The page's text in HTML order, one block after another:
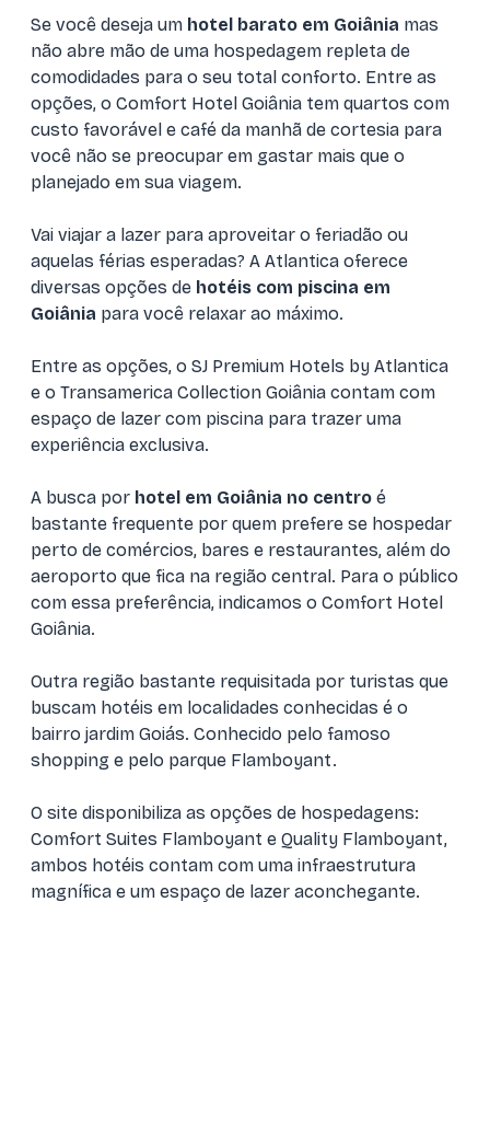
Se você deseja um hotel barato em Goiânia mas
não abre mão de uma hospedagem repleta de
comodidades para o seu total conforto. Entre as
opções, o Comfort Hotel Goiânia tem quartos com
custo favorável e café da manhã de cortesia para
você não se preocupar em gastar mais que o
planejado em sua viagem.
Vai viajar a lazer para aproveitar o feriadão ou
aquelas férias esperadas? A Atlantica oferece
diversas opções de hotéis com piscina em
Goiânia para você relaxar ao máximo.
Entre as opções, o SJ Premium Hotels by Atlantica
e o Transamerica Collection Goiânia contam com
espaço de lazer com piscina para trazer uma
experiência exclusiva.
A busca por hotel em Goiânia no centro é
bastante frequente por quem prefere se hospedar
perto de comércios, bares e restaurantes, além do
aeroporto que fica na região central. Para o público
com essa preferência, indicamos o Comfort Hotel
Goiânia.
Outra região bastante requisitada por turistas que
buscam hotéis em localidades conhecidas é o
bairro jardim Goiás. Conhecido pelo famoso
shopping e pelo parque Flamboyant.
O site disponibiliza as opções de hospedagens:
Comfort Suites Flamboyant e Quality Flamboyant,
ambos hotéis contam com uma infraestrutura
magnífica e um espaço de lazer aconchegante.